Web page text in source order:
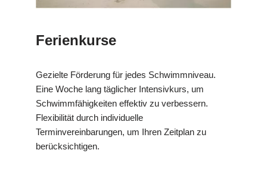
Ferienkurse
Gezielte Förderung für jedes Schwimmniveau.
Eine Woche lang täglicher Intensivkurs, um
Schwimmfähigkeiten effektiv zu verbessern.
Flexibilität durch individuelle
Terminvereinbarungen, um Ihren Zeitplan zu
berücksichtigen.